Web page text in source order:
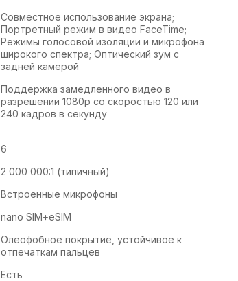
Совместное использование экрана;
Портретный режим в видео FaceTime;
Режимы голосовой изоляции и микрофона
широкого спектра; Оптический зум с
задней камерой
Поддержка замедленного видео в
разрешении 1080p со скоростью 120 или
240 кадров в секунду
6
2 000 000:1 (типичный)
Встроенные микрофоны
nano SIM+eSIM
Олеофобное покрытие, устойчивое к
отпечаткам пальцев
Есть